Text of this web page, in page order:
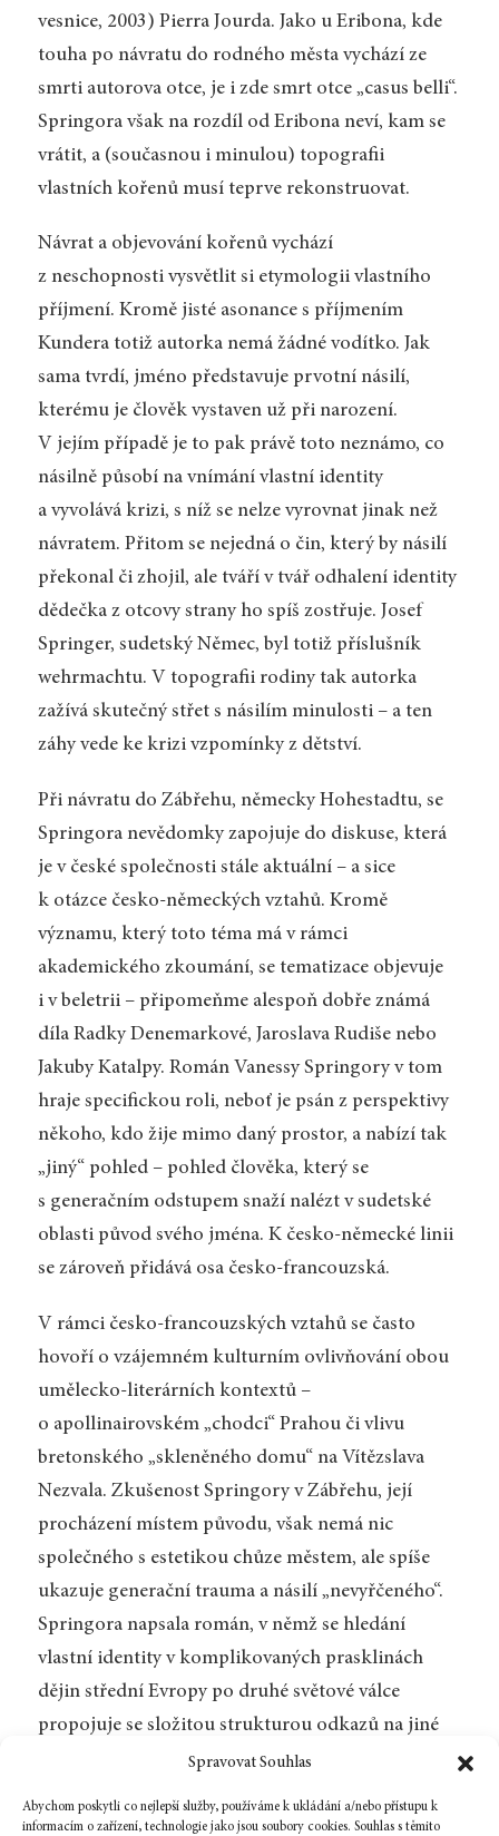
Spravovat Souhlas
Abychom poskytli co nejlepší služby, používáme k ukládání a/nebo přístupu k
informacím o zařízení, technologie jako jsou soubory cookies. Souhlas s těmito
vesnice, 2003) Pierra Jourda. Jako u Eribona, kde
touha po návratu do rodného města vychází ze
smrti autorova otce, je i zde smrt otce „casus belli“.
Springora však na rozdíl od Eribona neví, kam se
vrátit, a (současnou i minulou) topografii
vlastních kořenů musí teprve rekonstruovat.
Návrat a objevování kořenů vychází
z neschopnosti vysvětlit si etymologii vlastního
příjmení. Kromě jisté asonance s příjmením
Kundera totiž autorka nemá žádné vodítko. Jak
sama tvrdí, jméno představuje prvotní násilí,
kterému je člověk vystaven už při narození.
V jejím případě je to pak právě toto neznámo, co
násilně působí na vnímání vlastní identity
a vyvolává krizi, s níž se nelze vyrovnat jinak než
návratem. Přitom se nejedná o čin, který by násilí
překonal či zhojil, ale tváří v tvář odhalení identity
dědečka z otcovy strany ho spíš zostřuje. Josef
Springer, sudetský Němec, byl totiž příslušník
wehrmachtu. V topografii rodiny tak autorka
zažívá skutečný střet s násilím minulosti – a ten
záhy vede ke krizi vzpomínky z dětství.
Při návratu do Zábřehu, německy Hohestadtu, se
Springora nevědomky zapojuje do diskuse, která
je v české společnosti stále aktuální – a sice
k otázce česko-německých vztahů. Kromě
významu, který toto téma má v rámci
akademického zkoumání, se tematizace objevuje
i v beletrii – připomeňme alespoň dobře známá
díla Radky Denemarkové, Jaroslava Rudiše nebo
Jakuby Katalpy. Román Vanessy Springory v tom
hraje specifickou roli, neboť je psán z perspektivy
někoho, kdo žije mimo daný prostor, a nabízí tak
„jiný“ pohled – pohled člověka, který se
s generačním odstupem snaží nalézt v sudetské
oblasti původ svého jména. K česko-německé linii
se zároveň přidává osa česko-francouzská.
V rámci česko-francouzských vztahů se často
hovoří o vzájemném kulturním ovlivňování obou
umělecko-literárních kontextů –
o apollinairovském „chodci“ Prahou či vlivu
bretonského „skleněného domu“ na Vítězslava
Nezvala. Zkušenost Springory v Zábřehu, její
procházení místem původu, však nemá nic
společného s estetikou chůze městem, ale spíše
ukazuje generační trauma a násilí „nevyřčeného“.
Springora napsala román, v němž se hledání
vlastní identity v komplikovaných prasklinách
dějin střední Evropy po druhé světové válce
propojuje se složitou strukturou odkazů na jiné
autory, kteří své jméno spojili s pojmem
Zweiga a Kunderu. Nezbývá než doufat, že se brzy